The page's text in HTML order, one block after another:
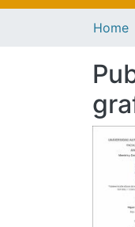
Home